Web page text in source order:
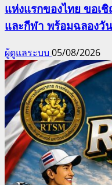
แห่งแรกของไทย ขอเ
และกีฬา พร้อมฉลองวั
ผู้ดูแลระบบ 05/08/2026